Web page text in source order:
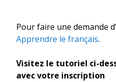
Pour faire une demande
Apprendre le français.
Visitez le tutoriel ci-
avec votre inscription